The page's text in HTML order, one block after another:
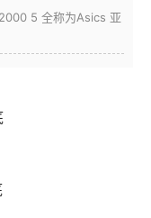
5 全称为Asics 亚